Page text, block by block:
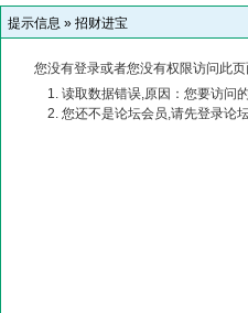
提示信息 » 招财进宝
您没有登录或者您没有权限访问此
读取数据错误,原因：您要访问
您还不是论坛会员,请先登录论